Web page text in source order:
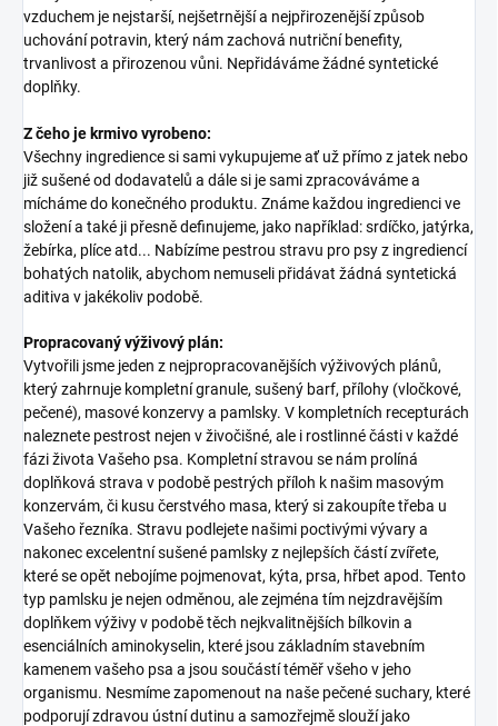
vzduchem je nejstarší, nejšetrnější a nejpřirozenější způsob
uchování potravin, který nám zachová nutriční benefity,
trvanlivost a přirozenou vůni. Nepřidáváme žádné syntetické
doplňky.
Z čeho je krmivo vyrobeno:
Všechny ingredience si sami vykupujeme ať už přímo z jatek nebo
již sušené od dodavatelů a dále si je sami zpracováváme a
mícháme do konečného produktu. Známe každou ingredienci ve
složení a také ji přesně definujeme, jako například: srdíčko, jatýrka,
žebírka, plíce atd... Nabízíme pestrou stravu pro psy z ingrediencí
bohatých natolik, abychom nemuseli přidávat žádná syntetická
aditiva v jakékoliv podobě.
Propracovaný výživový plán:
Vytvořili jsme jeden z nejpropracovanějších výživových plánů,
který zahrnuje kompletní granule, sušený barf, přílohy (vločkové,
pečené), masové konzervy a pamlsky. V kompletních recepturách
naleznete pestrost nejen v živočišné, ale i rostlinné části v každé
fázi života Vašeho psa. Kompletní stravou se nám prolíná
doplňková strava v podobě pestrých příloh k našim masovým
konzervám, či kusu čerstvého masa, který si zakoupíte třeba u
Vašeho řezníka. Stravu podlejete našimi poctivými vývary a
nakonec excelentní sušené pamlsky z nejlepších částí zvířete,
které se opět nebojíme pojmenovat, kýta, prsa, hřbet apod. Tento
typ pamlsku je nejen odměnou, ale zejména tím nejzdravějším
doplňkem výživy v podobě těch nejkvalitnějších bílkovin a
esenciálních aminokyselin, které jsou základním stavebním
kamenem vašeho psa a jsou součástí téměř všeho v jeho
organismu. Nesmíme zapomenout na naše pečené suchary, které
podporují zdravou ústní dutinu a samozřejmě slouží jako